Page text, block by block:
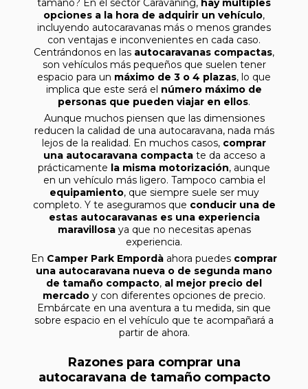
tamaño? En el sector Caravaning, hay múltiples
opciones a la hora de adquirir un vehículo,
incluyendo autocaravanas más o menos grandes
con ventajas e inconvenientes en cada caso.
Centrándonos en las autocaravanas compactas,
son vehículos más pequeños que suelen tener
espacio para un máximo de 3 o 4 plazas, lo que
implica que este será el número máximo de
personas que pueden viajar en ellos.
Aunque muchos piensen que las dimensiones
reducen la calidad de una autocaravana, nada más
lejos de la realidad. En muchos casos, comprar
una autocaravana compactate da acceso a
prácticamente la misma motorización, aunque
en un vehículo más ligero. Tampoco cambia el
equipamiento, que siempre suele ser muy
completo. Y te aseguramos que conducir una de
estas autocaravanas es una experiencia
maravillosaya que no necesitas apenas
experiencia.
En Camper Park Empordà ahora puedes comprar
una autocaravana nueva o de segunda mano
de tamaño compacto, al mejor precio del
mercado y con diferentes opciones de precio.
Embárcate en una aventura a tu medida, sin que
sobre espacio en el vehículo que te acompañará a
partir de ahora.
Razones para comprar una
autocaravana de tamaño compacto